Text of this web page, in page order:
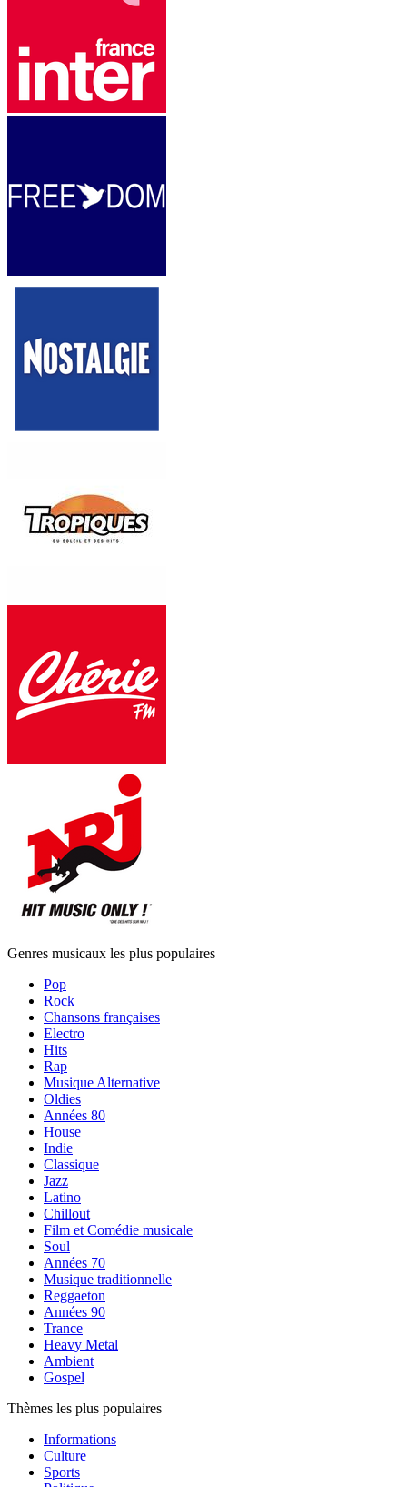
Genres musicaux les plus populaires
Pop
Rock
Chansons françaises
Electro
Hits
Rap
Musique Alternative
Oldies
Années 80
House
Indie
Classique
Jazz
Latino
Chillout
Film et Comédie musicale
Soul
Années 70
Musique traditionnelle
Reggaeton
Années 90
Trance
Heavy Metal
Ambient
Gospel
Thèmes les plus populaires
Informations
Culture
Sports